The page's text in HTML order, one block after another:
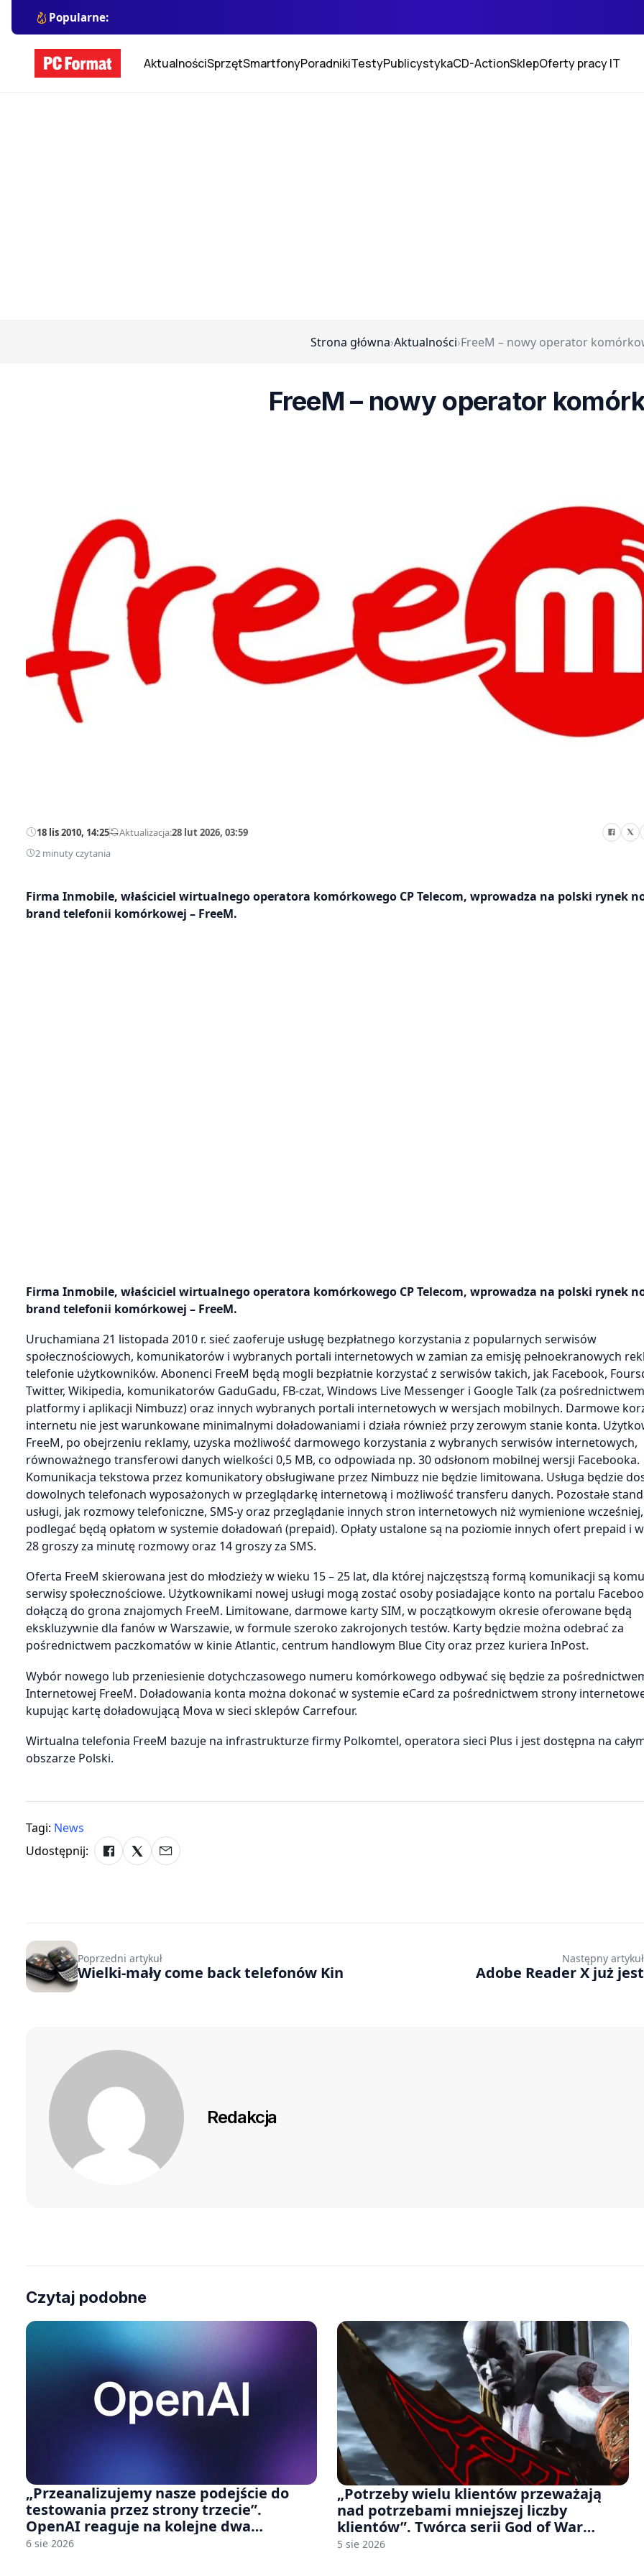
Popularne:
AktualnościSprzętSmartfonyPoradnikiTestyPublicystykaCD-ActionSklepOferty pracy IT
Strona główna›Aktualności›FreeM – nowy operator
FreeM – nowy operator
18 lis 2010, 14:25—Aktualizacja:28 lut 2026, 03:59
2 minuty czytania
Firma Inmobile, właściciel wirtualnego operatora komórkowego CP Telecom, wprowadza na polski rynek
brand telefonii komórkowej – FreeM.
Firma Inmobile, właściciel wirtualnego operatora komórkowego CP Telecom, wprowadza na polski rynek
brand telefonii komórkowej – FreeM.
Uruchamiana 21 listopada 2010 r. sieć zaoferuje usługę bezpłatnego korzystania z popularnych serwisów
społecznościowych, komunikatorów i wybranych portali internetowych w zamian za emisję pełnoekranowych
telefonie użytkowników. Abonenci FreeM będą mogli bezpłatnie korzystać z serwisów takich, jak Facebook,
Twitter, Wikipedia, komunikatorów GaduGadu, FB-czat, Windows Live Messenger i Google Talk (za pośrednictwem
platformy i aplikacji Nimbuzz) oraz innych wybranych portali internetowych w wersjach mobilnych. Darmowe
internetu nie jest warunkowane minimalnymi doładowaniami i działa również przy zerowym stanie konta.
FreeM, po obejrzeniu reklamy, uzyska możliwość darmowego korzystania z wybranych serwisów internetowych,
równoważnego transferowi danych wielkości 0,5 MB, co odpowiada np. 30 odsłonom mobilnej wersji Facebooka.
Komunikacja tekstowa przez komunikatory obsługiwane przez Nimbuzz nie będzie limitowana. Usługa będzie
dowolnych telefonach wyposażonych w przeglądarkę internetową i możliwość transferu danych. Pozostałe
usługi, jak rozmowy telefoniczne, SMS-y oraz przeglądanie innych stron internetowych niż wymienione wcześniej,
podlegać będą opłatom w systemie doładowań (prepaid). Opłaty ustalone są na poziomie innych ofert prepaid i
28 groszy za minutę rozmowy oraz 14 groszy za SMS.
Oferta FreeM skierowana jest do młodzieży w wieku 15 – 25 lat, dla której najczęstszą formą komunikacji są
serwisy społecznościowe. Użytkownikami nowej usługi mogą zostać osoby posiadające konto na portalu
dołączą do grona znajomych FreeM. Limitowane, darmowe karty SIM, w początkowym okresie oferowane będą
ekskluzywnie dla fanów w Warszawie, w formule szeroko zakrojonych testów. Karty będzie można odebrać za
pośrednictwem paczkomatów w kinie Atlantic, centrum handlowym Blue City oraz przez kuriera InPost.
Wybór nowego lub przeniesienie dotychczasowego numeru komórkowego odbywać się będzie za
Internetowej FreeM. Doładowania konta można dokonać w systemie eCard za pośrednictwem strony
kupując kartę doładowującą Mova w sieci sklepów Carrefour.
Wirtualna telefonia FreeM bazuje na infrastrukturze firmy Polkomtel, operatora sieci Plus i jest dostępna na
obszarze Polski.
Tagi: News
Udostępnij:
Poprzedni artykuł
Wielki-mały come back telefonów Kin
Następny artykuł
Adobe Reader X już jest
Redakcja
Czytaj podobne
„Przeanalizujemy nasze podejście do
testowania przez strony trzecie”.
OpenAI reaguje na kolejne dwa
incydenty z udziałem autorskich modeli
6 sie 2026
„Potrzeby wielu klientów przeważają
nad potrzebami mniejszej liczby
klientów”. Twórca serii God of War
sugeruje, że rozumie, dlaczego Sony
5 sie 2026